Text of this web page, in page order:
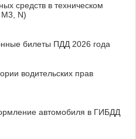
средств в техническом
N)
билеты ПДД 2026 года
водительских прав
автомобиля в ГИБДД